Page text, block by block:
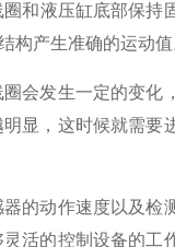
和液压缸底部保持
构产生准确的运动值
会发生一定的变化
显，这时候就需要
的动作速度以及检
活的控制设备的工